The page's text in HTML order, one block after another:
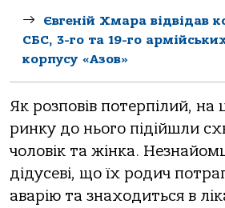
Євгеній Хмара відвідав
СБС, 3-го та 19-го
корпусу «Азов»
Як розповів потерпілий,
ринку до нього підійшли
чоловік та жінка.
дідусеві, що їх родич
аварію та знаходиться в